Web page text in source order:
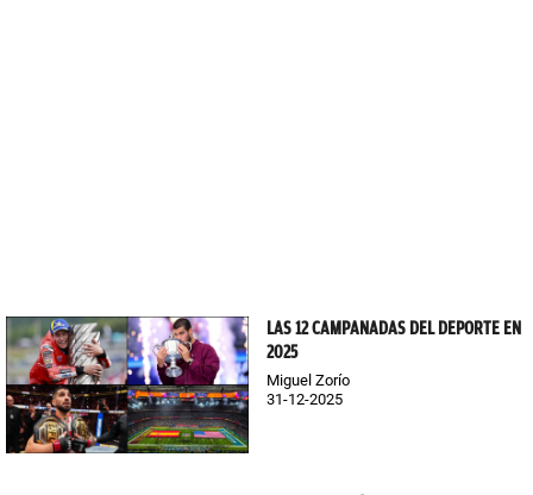
LAS 12 CAMPANADAS DEL DEPORTE EN
2025
Miguel Zorío
31-12-2025